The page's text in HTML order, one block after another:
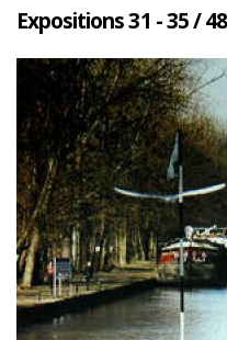
Expositions 31 - 35 / 48